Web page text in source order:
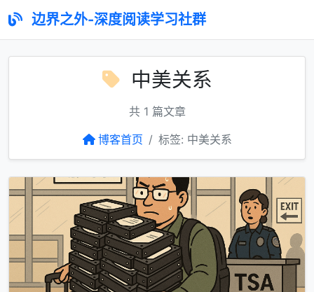
边界之外-深度阅读学习社群
中美关系
共 1 篇文章
博客首页
标签: 中美关系